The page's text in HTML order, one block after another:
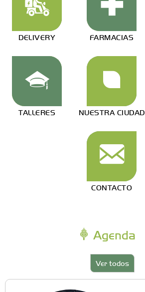
DELIVERY FARMACIAS
TALLERES NUESTRA CIUDAD
CONTACTO
Agenda
Ver todos